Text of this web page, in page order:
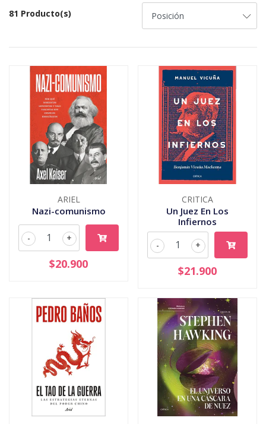
81 Producto(s)
ARIEL
Nazi-comunismo
+
-
$20.900
CRITICA
Un Juez En Los
Infiernos
+
-
$21.900